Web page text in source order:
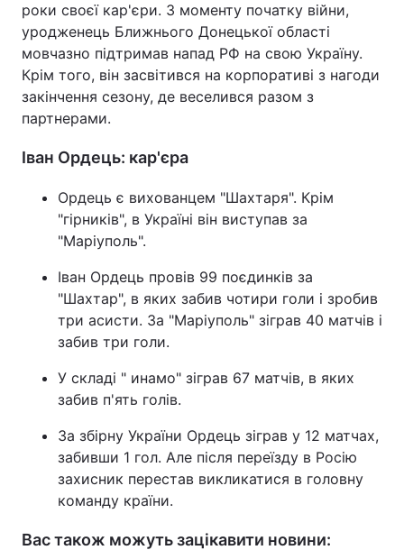
Тема оформлення
роки своєї кар'єри. З моменту початку війни,
уродженець Ближнього Донецької області
мовчазно підтримав напад РФ на свою Україну.
Крім того, він засвітився на корпоративі з нагоди
закінчення сезону, де веселився разом з
партнерами.
Іван Ордець: кар'єра
Ордець є вихованцем "Шахтаря". Крім
"гірників", в Україні він виступав за
"Маріуполь".
Іван Ордець провів 99 поєдинків за
"Шахтар", в яких забив чотири голи і зробив
три асисти. За "Маріуполь" зіграв 40 матчів і
забив три голи.
У складі " инамо" зіграв 67 матчів, в яких
забив п'ять голів.
За збірну України Ордець зіграв у 12 матчах,
забивши 1 гол. Але після переїзду в Росію
захисник перестав викликатися в головну
команду країни.
Вас також можуть зацікавити новини: